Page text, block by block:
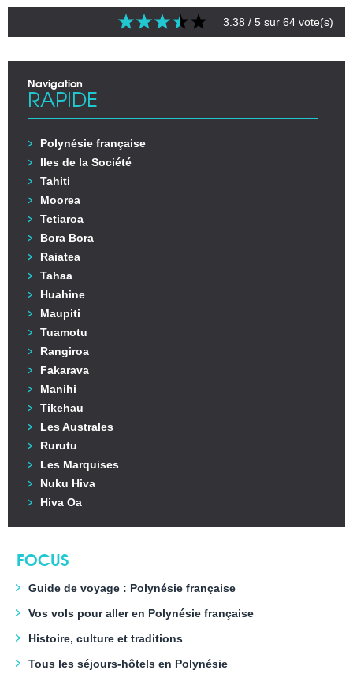
3.38 / 5 sur 64 vote(s)
Navigation
RAPIDE
Polynésie française
Iles de la Société
Tahiti
Moorea
Tetiaroa
Bora Bora
Raiatea
Tahaa
Huahine
Maupiti
Tuamotu
Rangiroa
Fakarava
Manihi
Tikehau
Les Australes
Rurutu
Les Marquises
Nuku Hiva
Hiva Oa
FOCUS
Guide de voyage : Polynésie française
Vos vols pour aller en Polynésie française
Histoire, culture et traditions
Tous les séjours-hôtels en Polynésie